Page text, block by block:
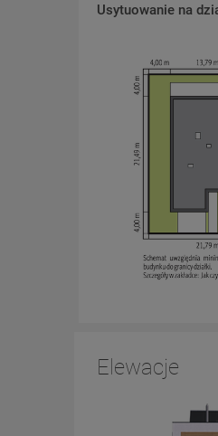
Usytuowanie na
Elewacje